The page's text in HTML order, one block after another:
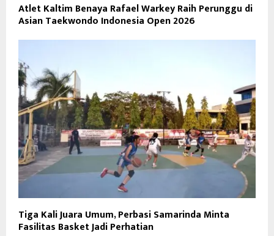
Atlet Kaltim Benaya Rafael Warkey Raih Perunggu di
Asian Taekwondo Indonesia Open 2026
Tiga Kali Juara Umum, Perbasi Samarinda Minta
Fasilitas Basket Jadi Perhatian